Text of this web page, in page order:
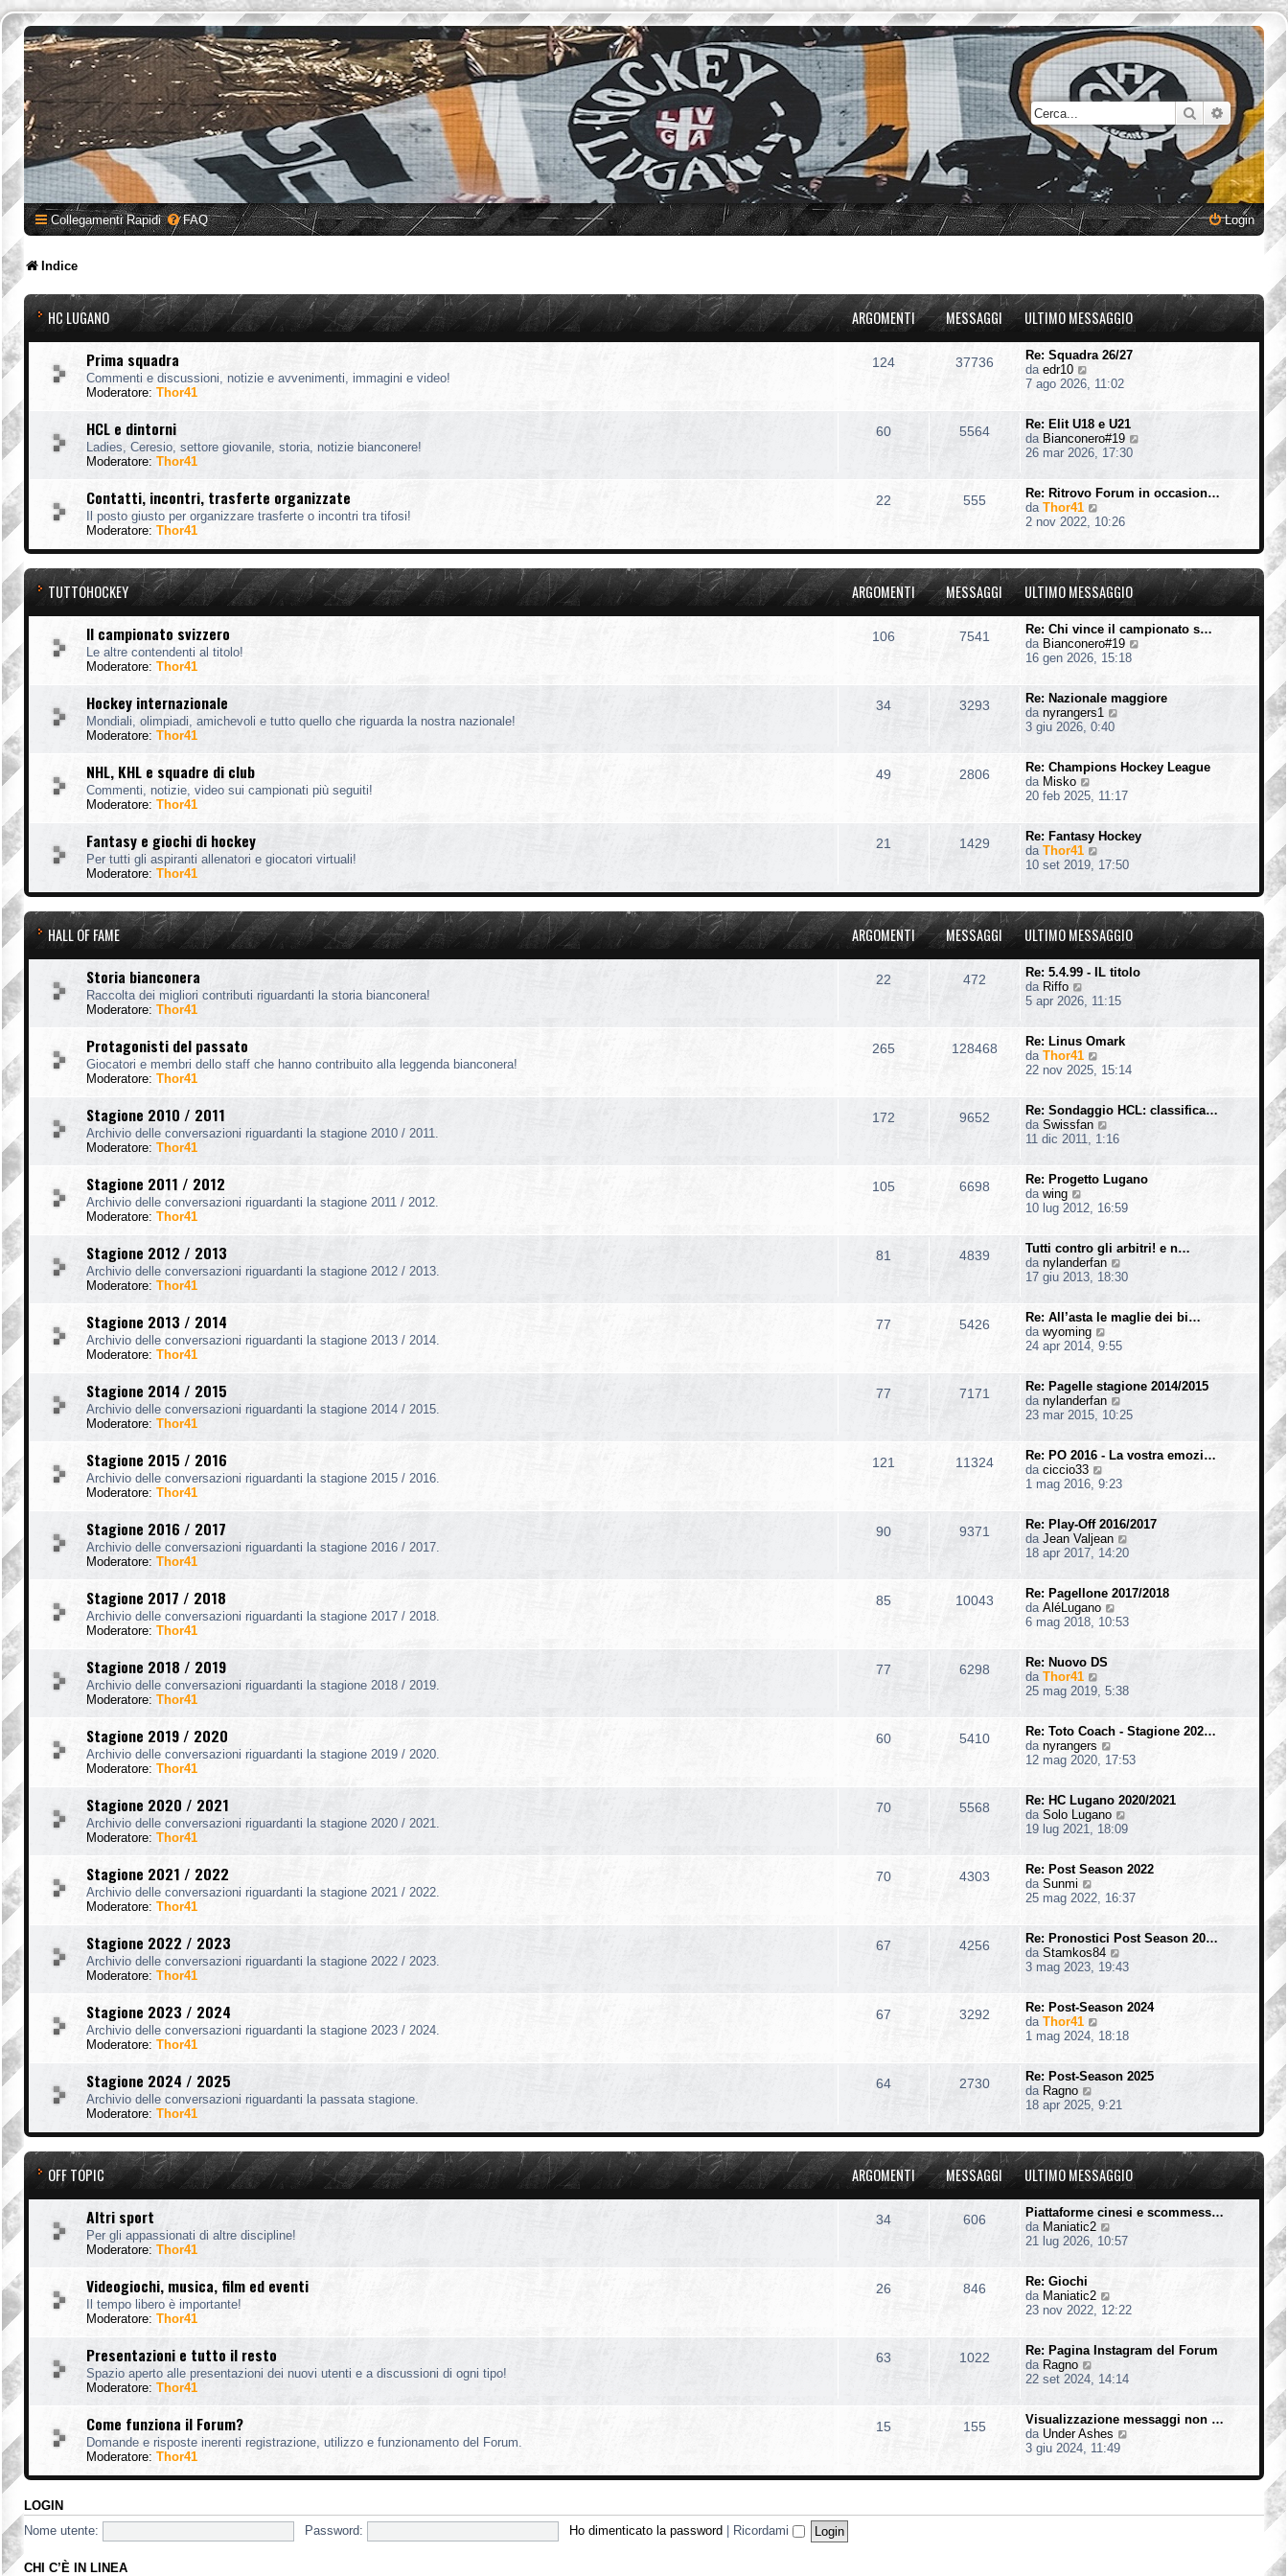
Cerca Ricerca
Collegamenti Rapidi FAQ Login
Indice
HC LUGANO ARGOMENTI MESSAGGI ULTIMO MESSAGGIO
Prima squadra
Commenti e discussioni, notizie e avvenimenti, immagini e video!
Moderatore: Thor41
124 37736
Re: Squadra 26/27
da edr10
u
l
t
m
o
m
e
s
a
g
g
i
o
7 ago 2026, 11:02
HCL e dintorni
Ladies, Ceresio, settore giovanile, storia, notizie bianconere!
Moderatore: Thor41
60 5564
Re: Elit U18 e U21
da Bianconero#19
i
u
m
o
m
s
a
o
26 mar 2026, 17:30
Contatti, incontri, trasferte organizzate
Il posto giusto per organizzare trasferte o incontri tra tifosi!
Moderatore: Thor41
22 555
Re: Ritrovo Forum in occasion…
da Thor41
e
i
l
t
m
o
m
e
s
a
g
i
o
2 nov 2022, 10:26
TUTTOHOCKEY ARGOMENTI MESSAGGI ULTIMO MESSAGGIO
Il campionato svizzero
Le altre contendenti al titolo!
Moderatore: Thor41
106 7541
Re: Chi vince il campionato s…
da Bianconero#19
i
u
m
o
a
o
16 gen 2026, 15:18
Hockey internazionale
Mondiali, olimpiadi, amichevoli e tutto quello che riguarda la nostra nazionale!
Moderatore: Thor41
34 3293
Re: Nazionale maggiore
da nyrangers1
i
u
t
m
o
e
s
a
g
g
i
o
3 giu 2026, 0:40
NHL, KHL e squadre di club
Commenti, notizie, video sui campionati più seguiti!
Moderatore: Thor41
49 2806
Re: Champions Hockey League
da Misko
u
l
t
m
o
m
e
s
g
o
20 feb 2025, 11:17
Fantasy e giochi di hockey
Per tutti gli aspiranti allenatori e giocatori virtuali!
Moderatore: Thor41
21 1429
Re: Fantasy Hockey
da Thor41
e
i
l
t
m
o
m
e
s
g
o
10 set 2019, 17:50
HALL OF FAME ARGOMENTI MESSAGGI ULTIMO MESSAGGIO
Storia bianconera
Raccolta dei migliori contributi riguardanti la storia bianconera!
Moderatore: Thor41
22 472
Re: 5.4.99 - IL titolo
da Riffo
e
i
u
l
t
m
o
m
e
s
a
g
g
o
5 apr 2026, 11:15
Protagonisti del passato
Giocatori e membri dello staff che hanno contribuito alla leggenda bianconera!
Moderatore: Thor41
265 128468
Re: Linus Omark
da Thor41
e
i
u
l
t
m
o
e
s
a
g
g
o
22 nov 2025, 15:14
Stagione 2010 / 2011
Archivio delle conversazioni riguardanti la stagione 2010 / 2011.
Moderatore: Thor41
172 9652
Re: Sondaggio HCL: classifica…
da Swissfan
e
i
u
t
m
o
m
e
a
g
g
o
11 dic 2011, 1:16
Stagione 2011 / 2012
Archivio delle conversazioni riguardanti la stagione 2011 / 2012.
Moderatore: Thor41
105 6698
Re: Progetto Lugano
da wing
e
i
u
l
t
m
o
m
e
s
a
g
g
o
10 lug 2012, 16:59
Stagione 2012 / 2013
Archivio delle conversazioni riguardanti la stagione 2012 / 2013.
Moderatore: Thor41
81 4839
Tutti contro gli arbitri! e n…
da nylanderfan
e
u
t
m
o
e
a
g
g
o
17 giu 2013, 18:30
Stagione 2013 / 2014
Archivio delle conversazioni riguardanti la stagione 2013 / 2014.
Moderatore: Thor41
77 5426
Re: All’asta le maglie dei bi…
da wyoming
e
i
u
l
t
m
o
e
s
a
g
g
o
24 apr 2014, 9:55
Stagione 2014 / 2015
Archivio delle conversazioni riguardanti la stagione 2014 / 2015.
Moderatore: Thor41
77 7171
Re: Pagelle stagione 2014/2015
da nylanderfan
e
u
t
m
o
m
e
s
a
g
g
23 mar 2015, 10:25
Stagione 2015 / 2016
Archivio delle conversazioni riguardanti la stagione 2015 / 2016.
Moderatore: Thor41
121 11324
Re: PO 2016 - La vostra emozi…
da ciccio33
e
i
u
l
t
m
o
m
e
s
a
g
g
o
1 mag 2016, 9:23
Stagione 2016 / 2017
Archivio delle conversazioni riguardanti la stagione 2016 / 2017.
Moderatore: Thor41
90 9371
Re: Play-Off 2016/2017
da Jean Valjean
e
u
t
e
s
a
g
g
o
18 apr 2017, 14:20
Stagione 2017 / 2018
Archivio delle conversazioni riguardanti la stagione 2017 / 2018.
Moderatore: Thor41
85 10043
Re: Pagellone 2017/2018
da AléLugano
e
i
t
m
o
e
s
a
g
g
o
6 mag 2018, 10:53
Stagione 2018 / 2019
Archivio delle conversazioni riguardanti la stagione 2018 / 2019.
Moderatore: Thor41
77 6298
Re: Nuovo DS
da Thor41
e
i
u
t
m
o
m
e
a
g
o
25 mag 2019, 5:38
Stagione 2019 / 2020
Archivio delle conversazioni riguardanti la stagione 2019 / 2020.
Moderatore: Thor41
60 5410
Re: Toto Coach - Stagione 202…
da nyrangers
e
i
u
t
m
o
e
s
a
g
g
o
12 mag 2020, 17:53
Stagione 2020 / 2021
Archivio delle conversazioni riguardanti la stagione 2020 / 2021.
Moderatore: Thor41
70 5568
Re: HC Lugano 2020/2021
da Solo Lugano
e
u
t
o
e
s
a
g
g
o
19 lug 2021, 18:09
Stagione 2021 / 2022
Archivio delle conversazioni riguardanti la stagione 2021 / 2022.
Moderatore: Thor41
70 4303
Re: Post Season 2022
da Sunmi
e
i
u
l
t
m
o
m
e
a
g
g
o
25 mag 2022, 16:37
Stagione 2022 / 2023
Archivio delle conversazioni riguardanti la stagione 2022 / 2023.
Moderatore: Thor41
67 4256
Re: Pronostici Post Season 20…
da Stamkos84
e
i
u
t
m
o
e
s
a
g
g
i
o
3 mag 2023, 19:43
Stagione 2023 / 2024
Archivio delle conversazioni riguardanti la stagione 2023 / 2024.
Moderatore: Thor41
67 3292
Re: Post-Season 2024
da Thor41
e
i
u
t
m
o
m
e
s
a
g
i
1 mag 2024, 18:18
Stagione 2024 / 2025
Archivio delle conversazioni riguardanti la passata stagione.
Moderatore: Thor41
64 2730
Re: Post-Season 2025
da Ragno
e
i
l
t
o
m
e
a
g
g
o
18 apr 2025, 9:21
OFF TOPIC ARGOMENTI MESSAGGI ULTIMO MESSAGGIO
Altri sport
Per gli appassionati di altre discipline!
Moderatore: Thor41
34 606
Piattaforme cinesi e scommess…
da Maniatic2
e
t
m
o
e
a
g
g
o
21 lug 2026, 10:57
Videogiochi, musica, film ed eventi
Il tempo libero è importante!
Moderatore: Thor41
26 846
Re: Giochi
da Maniatic2
e
u
t
m
o
m
e
s
23 nov 2022, 12:22
Presentazioni e tutto il resto
Spazio aperto alle presentazioni dei nuovi utenti e a discussioni di ogni tipo!
Moderatore: Thor41
63 1022
Re: Pagina Instagram del Forum
da Ragno
e
i
u
l
t
m
22 set 2024, 14:14
Come funziona il Forum?
Domande e risposte inerenti registrazione, utilizzo e funzionamento del Forum.
Moderatore: Thor41
15 155
Visualizzazione messaggi non …
da Under Ashes
i
t
3 giu 2024, 11:49
LOGIN
Nome utente: Password: Ho dimenticato la password Ricordami
CHI C’È IN LINEA